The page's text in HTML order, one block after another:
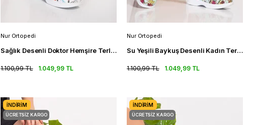
Nur Ortopedi
Sağlık Desenli Doktor Hemşire Terlik Klasik Ortopedik Sabo Terlik
1.049,99 TL
1.100,99 TL
Nur Ortopedi
Su Yeşili Baykuş Desenli Kadın Terlik Klasik Ortopedik Sabo Terlik
1.049,99 TL
1.100,99 TL
İNDIRIM
ÜCRETSIZ KARGO
İNDIRIM
ÜCRETSIZ KARGO